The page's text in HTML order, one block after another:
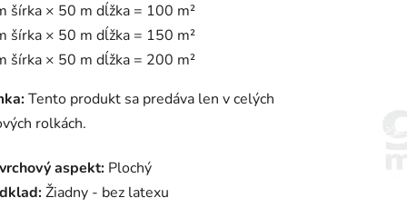
šírka × 50 m dĺžka = 100 m²
šírka × 50 m dĺžka = 150 m²
šírka × 50 m dĺžka = 200 m²
Tento produkt sa predáva len v celých
rolkách.
aspekt: Plochý
Žiadny - bez latexu